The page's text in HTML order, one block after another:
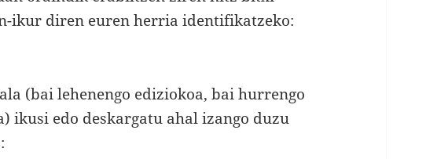
ikur diren euren herria identifikatzeko:
(bai lehenengo ediziokoa, bai hurrengo
ikusi edo deskargatu ahal izango duzu